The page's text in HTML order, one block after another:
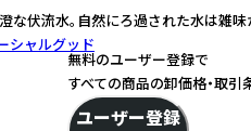
伏流水。自然にろ過された水は雑
シャルグッド
無料のユーザー登録で
すべての商品の卸価格・取引
ユーザー登録